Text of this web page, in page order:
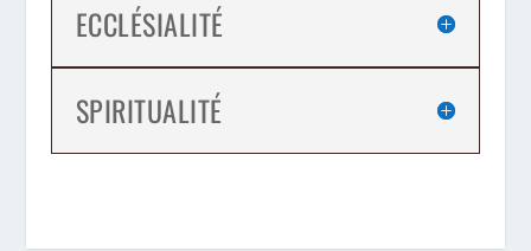
ECCLÉSIALITÉ
SPIRITUALITÉ